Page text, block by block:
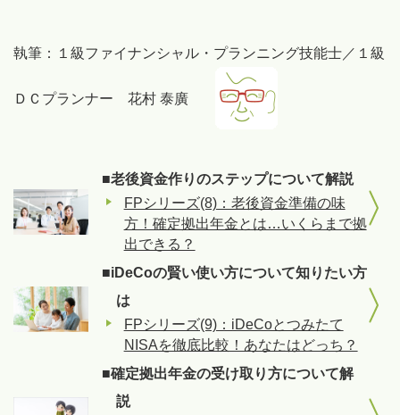
執筆：１級ファイナンシャル・プランニング技能士／１級
ＤＣプランナー 花村 泰廣
■老後資金作りのステップについて解説
FPシリーズ(8)：老後資金準備の味
方！確定拠出年金とは…いくらまで拠
出できる？
■iDeCoの賢い使い方について知りたい方
は
FPシリーズ(9)：iDeCoとつみたて
NISAを徹底比較！あなたはどっち？
■確定拠出年金の受け取り方について解
説